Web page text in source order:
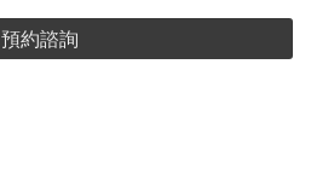
預約諮詢